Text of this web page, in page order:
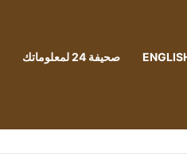
صحيفة 24 لمعلوماتك